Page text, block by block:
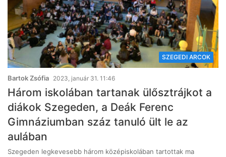
SZEGEDI ARCOK
Bartok Zsófia 2023, január 31. 11:46
Három iskolában tartanak ülősztrájkot a
diákok Szegeden, a Deák Ferenc
Gimnáziumban száz tanuló ült le az
aulában
Szegeden legkevesebb három középiskolában tartottak ma